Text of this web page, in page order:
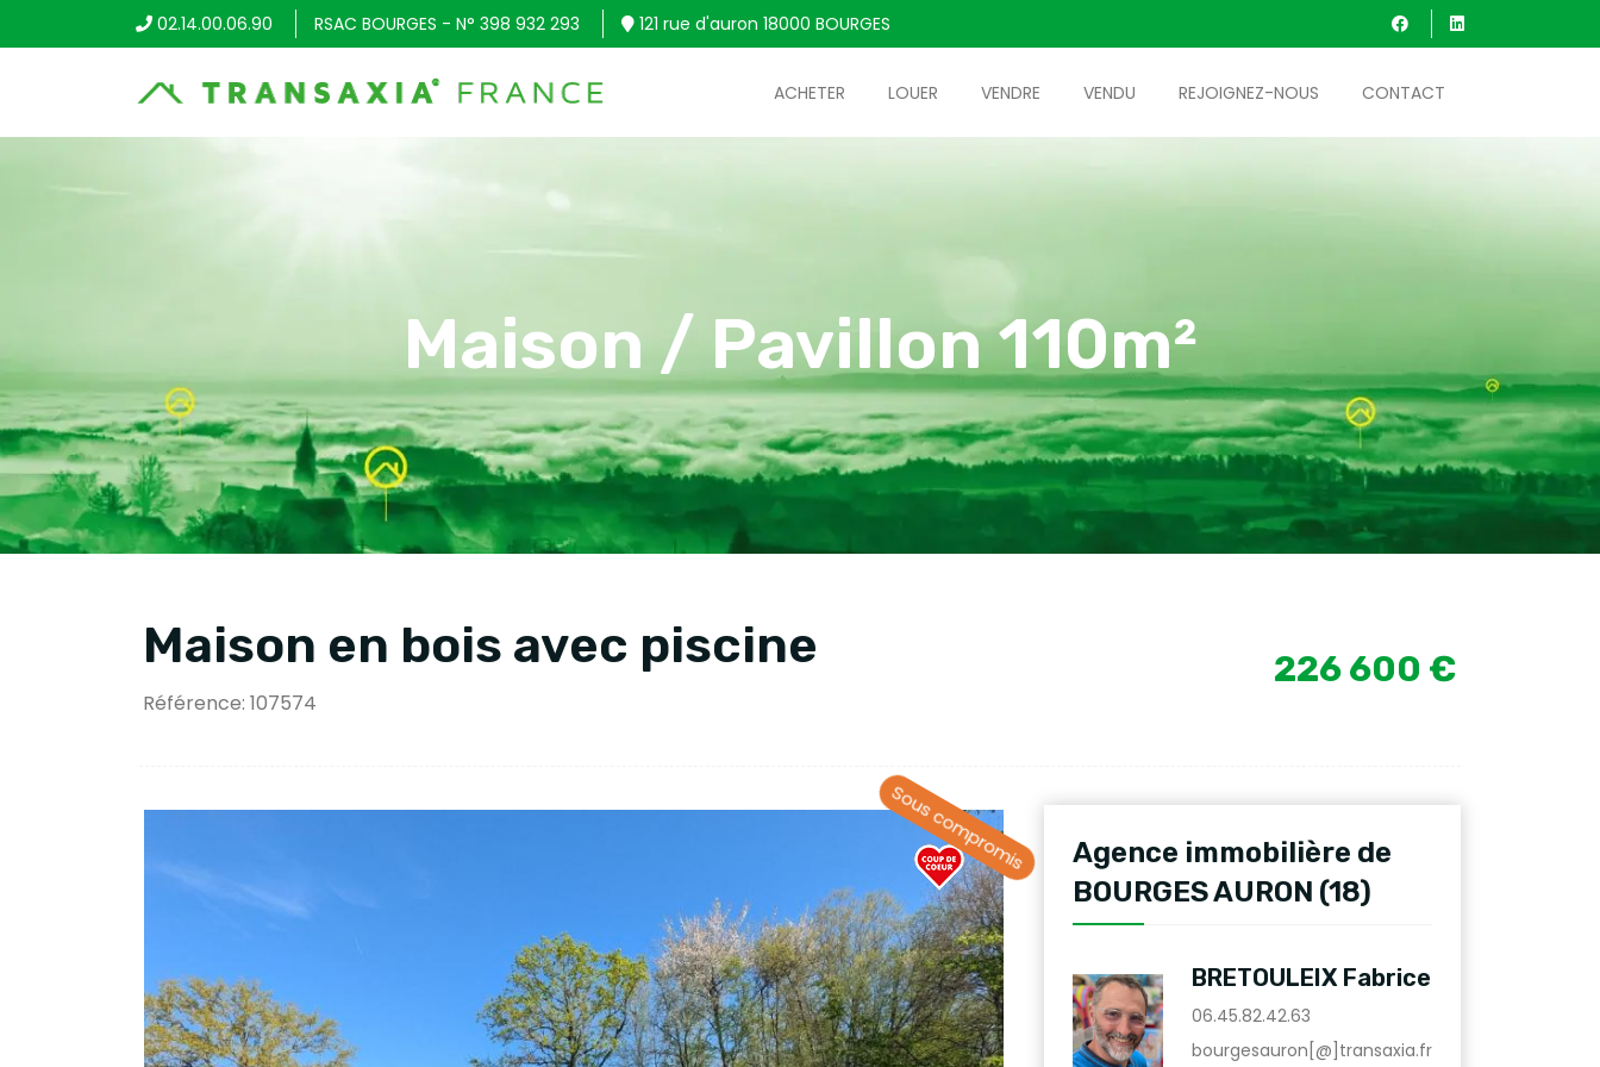
02.14.00.06.90 RSAC BOURGES - N° 398 932 293 121 rue d'auron 18000 BOURGES
ACHETER LOUER VENDRE VENDU REJOIGNEZ-NOUS CONTACT
Maison / Pavillon 110m²
Maison en bois avec piscine
Référence: 107574
226 600 €
Sous compromis
Agence immobilière de
BOURGES AURON (18)
BRETOULEIX Fabrice
06.45.82.42.63
bourgesauron[@]transaxia.fr